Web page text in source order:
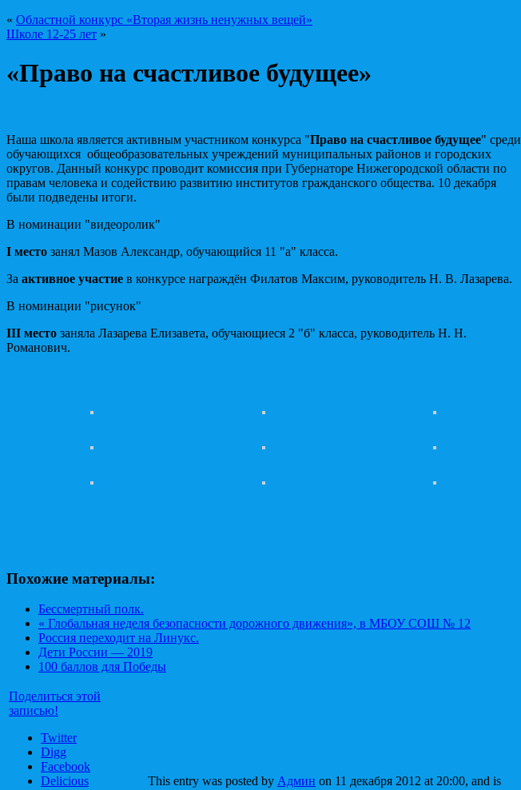
« Областной конкурс «Вторая жизнь ненужных вещей»
Школе 12-25 лет »
«Право на счастливое будущее»
Наша школа является активным участником конкурса "Право на счастливое будущее" среди
обучающихся общеобразовательных учреждений муниципальных районов и городских
округов. Данный конкурс проводит комиссия при Губернаторе Нижегородской области по
правам человека и содействию развитию институтов гражданского общества. 10 декабря
были подведены итоги.
В номинации "видеоролик"
I место занял Мазов Александр, обучающийся 11 "а" класса.
За активное участие в конкурсе награждён Филатов Максим, руководитель Н. В. Лазарева.
В номинации "рисунок"
III место заняла Лазарева Елизавета, обучающиеся 2 "б" класса, руководитель Н. Н.
Романович.
Похожие материалы:
Бессмертный полк.
« Глобальная неделя безопасности дорожного движения», в МБОУ СОШ № 12
Россия переходит на Линукс.
Дети России — 2019
100 баллов для Победы
Поделиться этой
записью!
Twitter
Digg
Facebook
Delicious
This entry was posted by Админ on 11 декабря 2012 at 20:00, and is